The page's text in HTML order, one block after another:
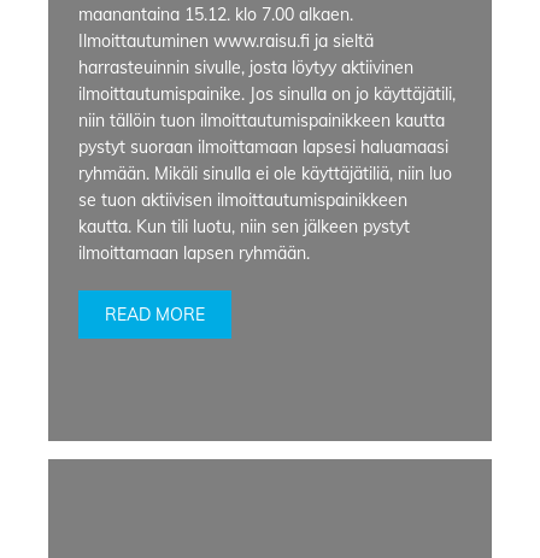
maanantaina 15.12. klo 7.00 alkaen.
Ilmoittautuminen www.raisu.fi ja sieltä
harrasteuinnin sivulle, josta löytyy aktiivinen
ilmoittautumispainike. Jos sinulla on jo käyttäjätili,
niin tällöin tuon ilmoittautumispainikkeen kautta
pystyt suoraan ilmoittamaan lapsesi haluamaasi
ryhmään. Mikäli sinulla ei ole käyttäjätiliä, niin luo
se tuon aktiivisen ilmoittautumispainikkeen
kautta. Kun tili luotu, niin sen jälkeen pystyt
ilmoittamaan lapsen ryhmään.
READ MORE